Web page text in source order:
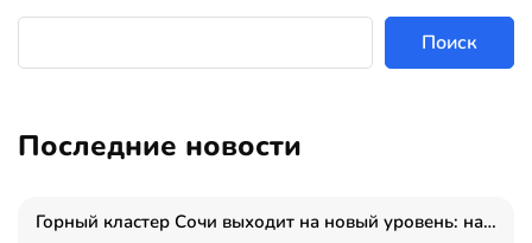
Поиск
Последние новости
Горный кластер Сочи выходит на новый уровень: налоги игорной зоны выросли на 15%, а весь курорт вошёл в федеральный проект «Производительность труда»